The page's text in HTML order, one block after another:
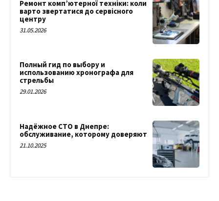
Ремонт комп’ютерної техніки: коли
варто звертатися до сервісного
центру
31.05.2026
Полный гид по выбору и
использованию хронографа для
стрельбы
29.01.2026
Надёжное СТО в Днепре:
обслуживание, которому доверяют
21.10.2025